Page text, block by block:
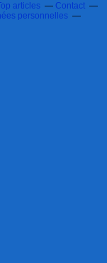
articles
Contact
personnelles